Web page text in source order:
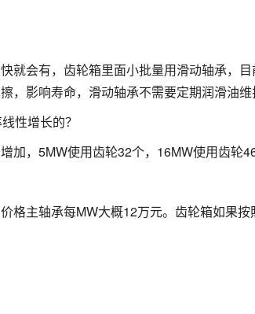
就会有，齿轮箱里面小批量用滑动轴承，
，影响寿命，滑动轴承不需要定期润滑油维
性增长的？
加，5MW使用齿轮32个，16MW使用齿轮46
格主轴承每MW大概12万元。齿轮箱如果